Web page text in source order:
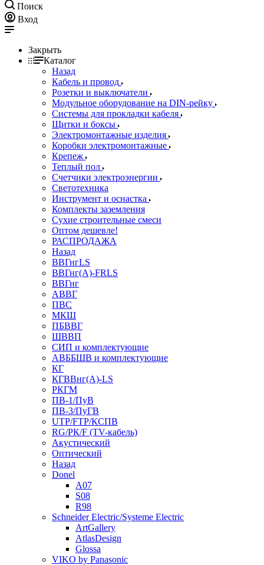
Поиск
Вход
Закрыть
Каталог
Назад
Кабель и провод
Розетки и выключатели
Модульное оборудование на DIN-рейку
Системы для прокладки кабеля
Щитки и боксы
Электромонтажные изделия
Коробки электромонтажные
Крепеж
Теплый пол
Счетчики электроэнергии
Светотехника
Инструмент и оснастка
Комплекты заземления
Сухие строительные смеси
Оптом дешевле!
РАСПРОДАЖА
Назад
ВВГнгLS
ВВГнг(А)-FRLS
ВВГнг
АВВГ
ПВС
МКШ
ПБВВГ
ШВВП
СИП и комплектующие
АВББШВ и комплектующие
КГ
КГВВнг(А)-LS
РКГМ
ПВ-1/ПуВ
ПВ-3/ПуГВ
UTP/FTP/КСПВ
RG/РК/F (TV-кабель)
Акустический
Оптический
Назад
Donel
A07
S08
R98
Schneider Electric/Systeme Electric
ArtGallery
AtlasDesign
Glossa
VIKO by Panasonic